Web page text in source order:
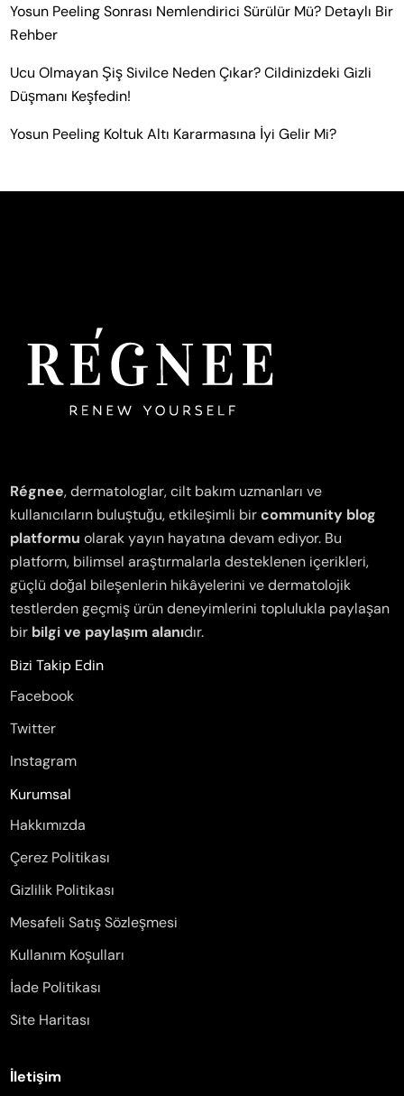
Yosun Peeling Sonrası Nemlendirici Sürülür Mü? Detaylı Bir
Rehber
Ucu Olmayan Şiş Sivilce Neden Çıkar? Cildinizdeki Gizli
Düşmanı Keşfedin!
Yosun Peeling Koltuk Altı Kararmasına İyi Gelir Mi?
Régnee, dermatologlar, cilt bakım uzmanları ve
kullanıcıların buluştuğu, etkileşimli bircommunity blog
platformu olarak yayın hayatına devam ediyor. Bu
platform, bilimsel araştırmalarla desteklenen içerikleri,
güçlü doğal bileşenlerin hikâyelerini ve dermatolojik
testlerden geçmiş ürün deneyimlerini toplulukla paylaşan
bir bilgi ve paylaşım alanıdır.
Bizi Takip Edin
Facebook
Twitter
Instagram
Kurumsal
Hakkımızda
Çerez Politikası
Gizlilik Politikası
Mesafeli Satış Sözleşmesi
Kullanım Koşulları
İade Politikası
Site Haritası
İletişim